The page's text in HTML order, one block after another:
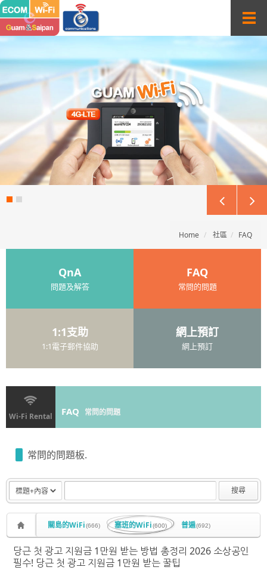
T
a
t
i
o
n
Home 社區 FAQ
QnA
問題及解答
FAQ
常問的問題
1:1支助
1:1電子郵件協助
網上預訂
網上預訂
Wi-Fi Rental FAQ 常問的問題
常問的問題板.
搜尋
關島的WiFi(666) 塞班的WiFi(600) 普遍(692)
당근 첫 광고 지원금 1만원 받는 방법 총정리 2026 소상공인
필수! 당근 첫 광고 지원금 1만원 받는 꿀팁